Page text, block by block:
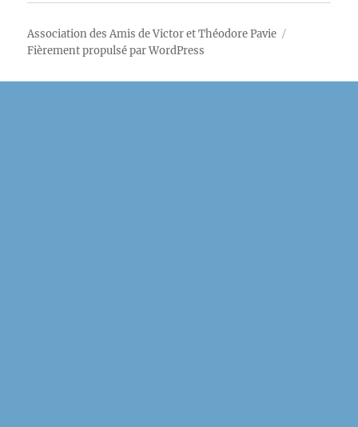
Association des Amis de Victor et Théodore Pavie
Fièrement propulsé par WordPress